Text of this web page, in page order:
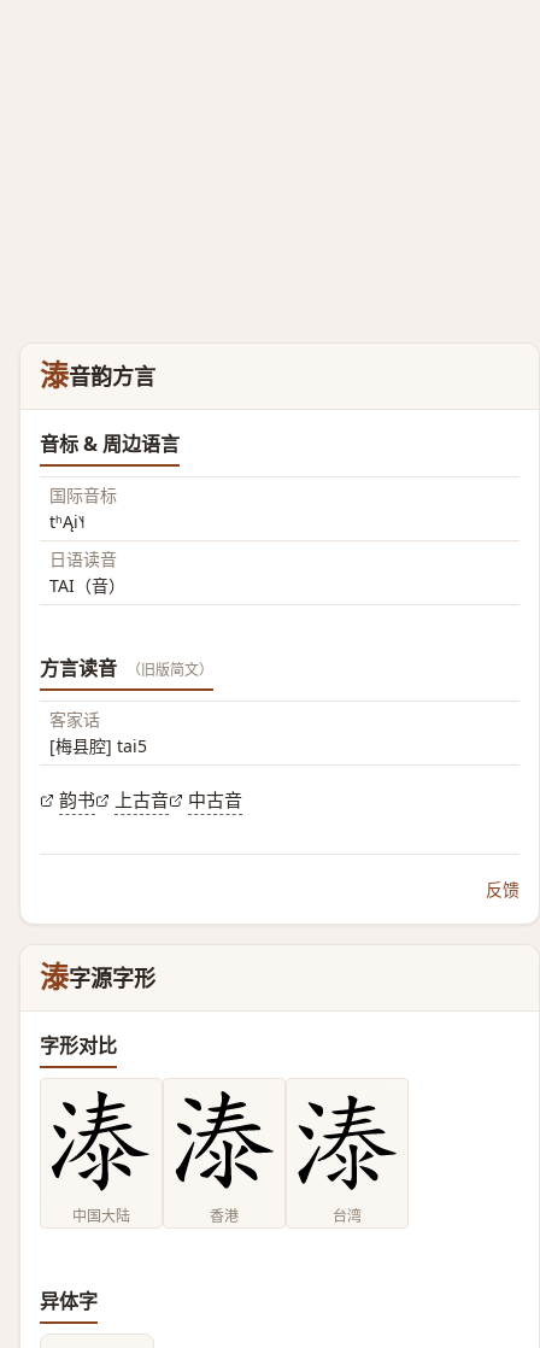
溙音韵方言
音标 & 周边语言
国际音标
tʰĄi˥˧
日语读音
TAI（音）
方言读音 （旧版简文）
客家话
[梅县腔] tai5
韵书 上古音 中古音
反馈
溙字源字形
字形对比
中国大陆 香港 台湾
异体字